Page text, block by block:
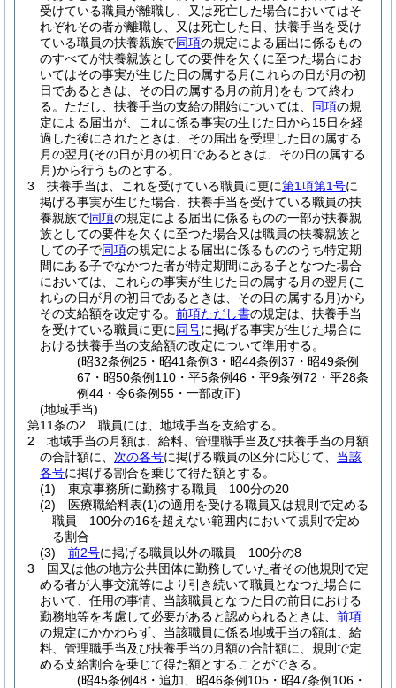
受けている職員が離職し、又は死亡した場合においてはそ
れぞれその者が離職し、又は死亡した日、扶養手当を受け
ている職員の扶養親族で同項の規定による届出に係るもの
のすべてが扶養親族としての要件を欠くに至つた場合にお
いてはその事実が生じた日の属する月(これらの日が月の初
日であるときは、その日の属する月の前月)をもつて終わ
る。 ただし、扶養手当の支給の開始については、 同項の規
定による届出が、これに係る事実の生じた日から15日を経
過した後にされたときは、その届出を受理した日の属する
月の翌月(その日が月の初日であるときは、その日の属する
月)から行うものとする。
3
扶養手当は、これを受けている職員に更に第1項第1号に
掲げる事実が生じた場合、扶養手当を受けている職員の扶
養親族で同項の規定による届出に係るものの一部が扶養親
族としての要件を欠くに至つた場合又は職員の扶養親族と
しての子で同項の規定による届出に係るもののうち特定期
間にある子でなかつた者が特定期間にある子となつた場合
においては、これらの事実が生じた日の属する月の翌月(こ
れらの日が月の初日であるときは、その日の属する月)から
その支給額を改定する。 前項ただし書の規定は、扶養手当
を受けている職員に更に同号に掲げる事実が生じた場合に
おける扶養手当の支給額の改定について準用する。
(昭32条例25・昭41条例3・昭44条例37・昭49条例
67・昭50条例110・平5条例46・平9条例72・平28条
例44・令6条例55・一部改正)
(地域手当)
第11条の2
職員には、地域手当を支給する。
2
地域手当の月額は、給料、管理職手当及び扶養手当の月額
の合計額に、 次の各号に掲げる職員の区分に応じて、 当該
各号に掲げる割合を乗じて得た額とする。
(1)
東京事務所に勤務する職員 100分の20
(2)
医療職給料表(1)の適用を受ける職員又は規則で定める
職員 100分の16を超えない範囲内において規則で定め
る割合
(3)
前2号に掲げる職員以外の職員 100分の8
3
国又は他の地方公共団体に勤務していた者その他規則で定
める者が人事交流等により引き続いて職員となつた場合に
おいて、任用の事情、当該職員となつた日の前日における
勤務地等を考慮して必要があると認められるときは、 前項
の規定にかかわらず、当該職員に係る地域手当の額は、給
料、管理職手当及び扶養手当の月額の合計額に、規則で定
める支給割合を乗じて得た額とすることができる。
(昭45条例48・追加、昭46条例105・昭47条例106・